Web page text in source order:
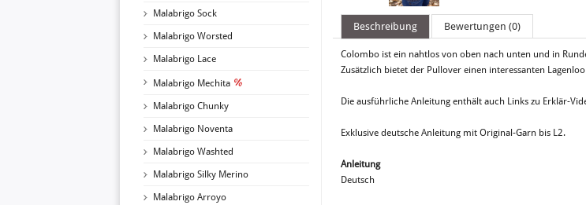
Malabrigo Sock
Malabrigo Worsted
Malabrigo Lace
Malabrigo Mechita
Malabrigo Chunky
Malabrigo Noventa
Malabrigo Washted
Malabrigo Silky Merino
Malabrigo Arroyo
Beschreibung Bewertungen (0)
Colombo ist ein nahtlos von oben nach unten und in
Zusätzlich bietet der Pullover einen interessanten
Die ausführliche Anleitung enthält auch Links zu Erklär-
Exklusive deutsche Anleitung mit Original-Garn bis L2.
Anleitung
Deutsch